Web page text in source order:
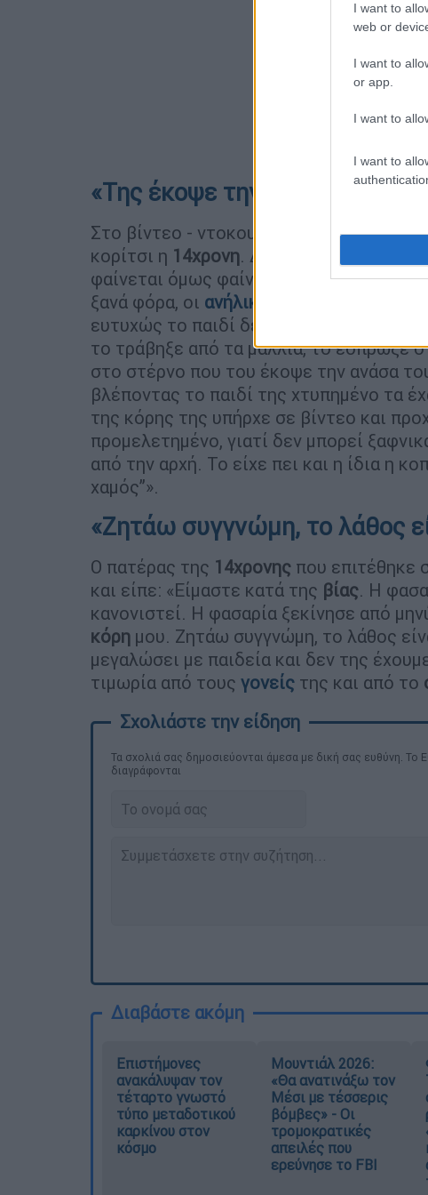
I want to
web or
I want to
or app.
I want to
I want to
«Της έκοψε την ανάσα»
Στο βίντεο - ντοκουμέντο φαίνεται με
κορίτσι η 14χρονη. Δύο ανήλικες
φαίνεται όμως φαίνεται να υποχωρεί η
ξανά φόρα, οι ανήλικες
την κρατάνε
ευτυχώς το παιδί δεν έχει χτυπήσει,
το τράβηξε από τα μαλλιά, το έσπρωξε
στο στέρνο που του έκοψε την ανάσα
βλέποντας το παιδί της χτυπημένο τα
της κόρης της υπήρχε σε βίντεο και
προμελετημένο, γιατί δεν μπορεί
από την αρχή. Το είχε πει και η ίδια η
χαμός”».
«Ζητάω συγγνώμη, το λάθος
Ο πατέρας της 14χρονης που επιτέθηκε
και είπε: «Είμαστε κατά της βίας. Η
κανονιστεί. Η φασαρία ξεκίνησε από
κόρη μου. Ζητάω συγγνώμη, το λάθος
μεγαλώσει με παιδεία και δεν της
τιμωρία από τους γονείς της και από το
Τα σχολιά σας δημοσιεύονται άμεσα με δική σας ευθύνη. Το
διαγράφονται
Διαβάστε ακόμη
Επιστήμονες
ανακάλυψαν τον
τέταρτο γνωστό
τύπο μεταδοτικού
καρκίνου στον
κόσμο
Μουντιάλ 2026:
«Θα ανατινάξω τον
Μέσι με τέσσερις
βόμβες» - Οι
τρομοκρατικές
απειλές που
ερεύνησε το FBI